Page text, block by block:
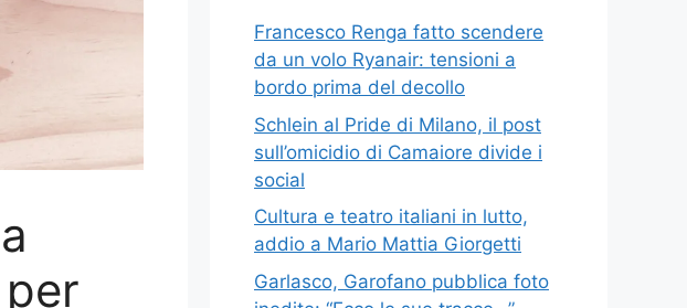
Francesco Renga fatto scendere
da un volo Ryanair: tensioni a
bordo prima del decollo
Schlein al Pride di Milano, il post
sull’omicidio di Camaiore divide i
social
Cultura e teatro italiani in lutto,
addio a Mario Mattia Giorgetti
Garlasco, Garofano pubblica foto